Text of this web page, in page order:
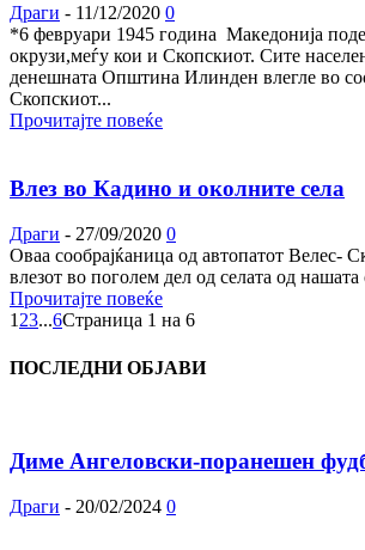
Драги - 11/12/2020 0
*6 февруари 1945 година Македонија
окрузи,меѓу кои и Скопскиот. Сите
денешната Општина Илинден влегле во
Скопскиот...
Прочитајте повеќе
Влез во Кадино и околните села
Драги - 27/09/2020 0
Оваа сообрајќаница од автопатот Велес-
влезот во поголем дел од селата од нашата
Прочитајте повеќе
1 23...6Страница 1 на 6
ПОСЛЕДНИ ОБЈАВИ
Диме Ангеловски-поранешен
Драги - 20/02/2024 0